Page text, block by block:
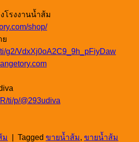
โรงงานน้ำส้ม
shop/
ย
g2/VdxXj0oA2C9_9h_pFiyDaw
ti/p/@293udiva
ม Tagged ขายน้ำส้ม, ขายน้ำส้ม